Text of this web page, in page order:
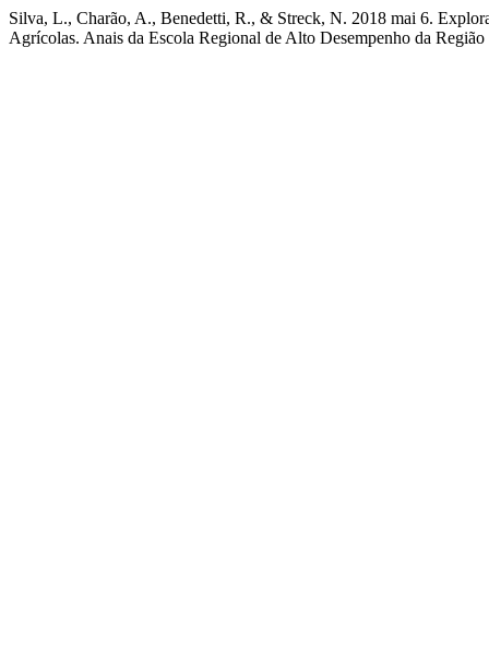
Silva, L., Charão, A., Benedetti, R., & Streck, N. 2018 mai 6.
Agrícolas. Anais da Escola Regional de Alto Desempenho da